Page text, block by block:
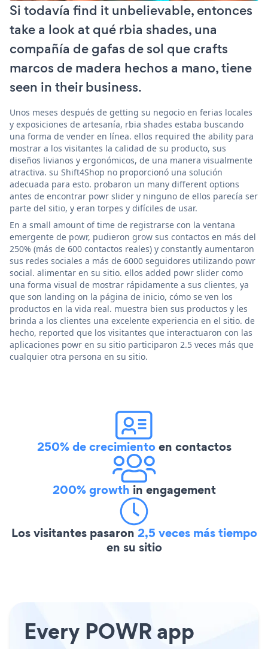
Si todavía find it unbelievable, entonces
take a look at qué rbia shades, una
compañía de gafas de sol que crafts
marcos de madera hechos a mano, tiene
seen in their business.
Unos meses después de getting su negocio en ferias locales
y exposiciones de artesanía, rbia shades estaba buscando
una forma de vender en línea. ellos required the ability para
mostrar a los visitantes la calidad de su producto, sus
diseños livianos y ergonómicos, de una manera visualmente
atractiva. su Shift4Shop no proporcionó una solución
adecuada para esto. probaron un many different options
antes de encontrar powr slider y ninguno de ellos parecía ser
parte del sitio, y eran torpes y difíciles de usar.
En a small amount of time de registrarse con la ventana
emergente de powr, pudieron grow sus contactos en más del
250% (más de 600 contactos reales) y constantly aumentaron
sus redes sociales a más de 6000 seguidores utilizando powr
social. alimentar en su sitio. ellos added powr slider como
una forma visual de mostrar rápidamente a sus clientes, ya
que son landing on la página de inicio, cómo se ven los
productos en la vida real. muestra bien sus productos y les
brinda a los clientes una excelente experiencia en el sitio. de
hecho, reported que los visitantes que interactuaron con las
aplicaciones powr en su sitio participaron 2.5 veces más que
cualquier otra persona en su sitio.
250% de crecimientoen contactos
200% growth in engagement
Los visitantes pasaron 2,5 veces más tiempo
en su sitio
Every POWR app